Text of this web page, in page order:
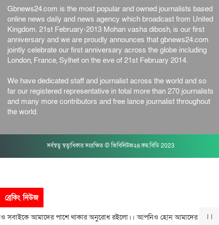
Gbnews24.com is the most popular and owned journalists based
online news daily and news agency which broadcast from United
Kingdom. 21st February-2013 Mohan vasha dibosh, is our first
anniversary and we are proudly announces that gbnews24.com
jointly celebrate our first anniversary across the globe including
London, France, Sylhet on the eve of 21st February 2014.
We have dedicated staff and journalist across the world and so
far our registered representative in total more than 270 journalists
and many more contributors and free lance journalist throughout
the world.
সর্বস্বত্ব স্বত্বাধিকার সংরক্ষিত © জিবিনিউজ২৪.কম.বিডি 2023
ব্রেকিং নিউজ
পাশে থাকার অনুরোধ রইলো।। আপনিও হোন আমাদের সঙ্গী।